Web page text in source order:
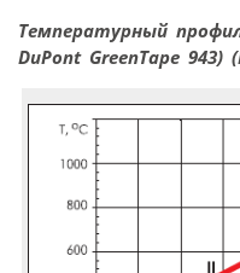
Температурный
DuPont GreenTape 943)